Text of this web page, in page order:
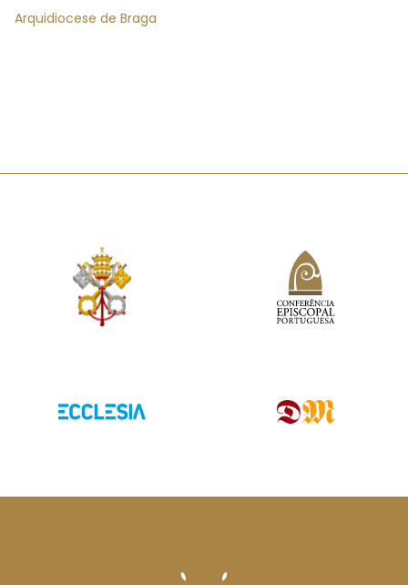
Arquidiocese de Braga